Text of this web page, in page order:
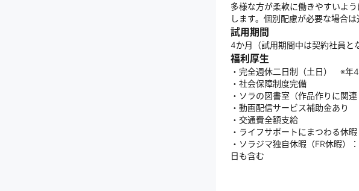
多様な方が柔軟に働きやすいよ
します。個別配慮が必要な場合
試用期間
4か月（試用期間中は契約社員と
福利厚生
・完全週休二日制（土日） ※年
・社会保障制度完備
・ソラの図書室（作品作りに関
・動画配信サービス補助金あり
・交通費全額支給
・ライフサポートにまつわる休
・ソラジマ独自休暇（FR休暇
日も含む